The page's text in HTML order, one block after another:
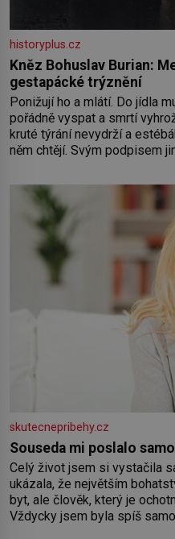
historyplus.cz
Kněz Bohuslav Burian:
gestapácké trýznění
Ponižují ho a mlátí. Do jídla
pořádně vyspat a smrtí
kruté týrání nevydrží a
něm chtějí. Svým podpisem
Syn brněnského řezníka
skutecnepribehy.cz
Souseda mi poslalo
Celý život jsem si vystačila
ukázala, že největším
byt, ale člověk, který je
Vždycky jsem byla spíš